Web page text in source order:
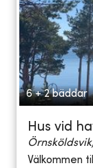
6 + 2 bäddar
Hus vid
Välkommen